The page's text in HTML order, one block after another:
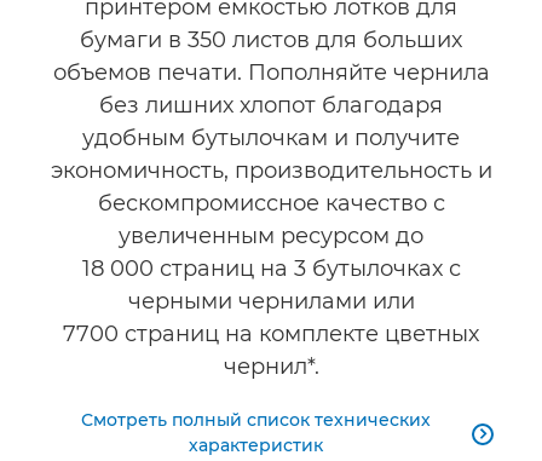
принтером емкостью лотков для
бумаги в 350 листов для больших
объемов печати. Пополняйте чернила
без лишних хлопот благодаря
удобным бутылочкам и получите
экономичность, производительность и
бескомпромиссное качество с
увеличенным ресурсом до
18 000 страниц на 3 бутылочках с
черными чернилами или
7700 страниц на комплекте цветных
чернил*.
Смотреть полный список технических
характеристик
